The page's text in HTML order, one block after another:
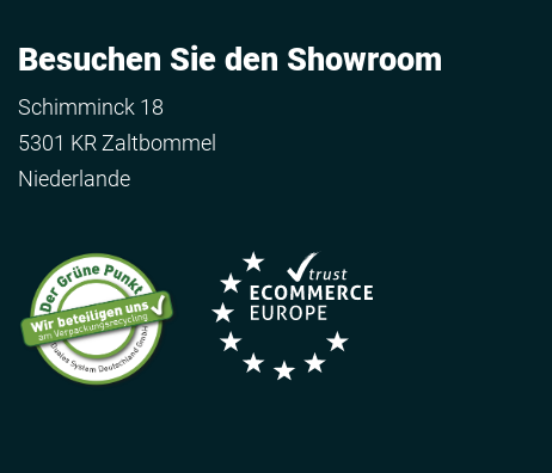
Besuchen Sie den Showroom
Schimminck 18
5301 KR Zaltbommel
Niederlande